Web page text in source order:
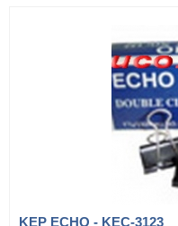
KẸP ECHO - KEC-3123